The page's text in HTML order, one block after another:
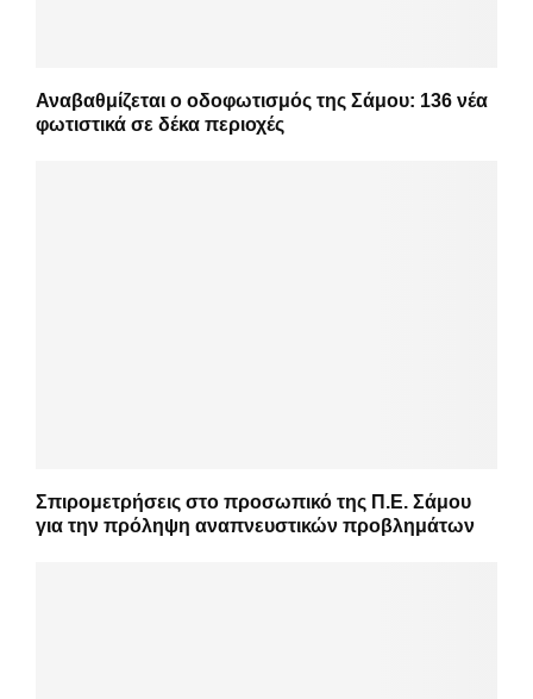
Αναβαθμίζεται ο οδοφωτισμός της Σάμου: 136 νέα
φωτιστικά σε δέκα περιοχές
Σπιρομετρήσεις στο προσωπικό της Π.Ε. Σάμου
για την πρόληψη αναπνευστικών προβλημάτων